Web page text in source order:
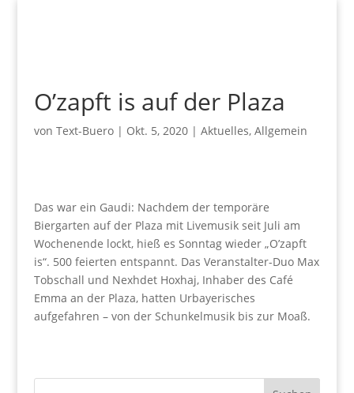
O’zapft is auf der Plaza
von Text-Buero| Okt. 5, 2020| Aktuelles, Allgemein
Das war ein Gaudi: Nachdem der temporäre
Biergarten auf der Plaza mit Livemusik seit Juli am
Wochenende lockt, hieß es Sonntag wieder „O’zapft
is“. 500 feierten entspannt. Das Veranstalter-Duo Max
Tobschall und Nexhdet Hoxhaj, Inhaber des Café
Emma an der Plaza, hatten Urbayerisches
aufgefahren – von der Schunkelmusik bis zur Moaß.